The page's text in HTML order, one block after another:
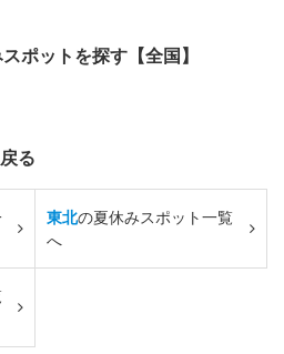
ポットを探す【全国】
る
東北の夏休みスポット一覧
へ